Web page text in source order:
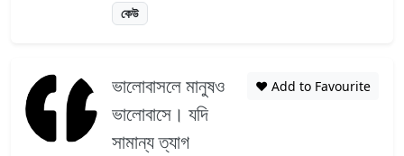
কেউ
ভালোবাসলে মানুষও
ভালোবাসে। যদি
সামান্য ত্যাগ
❤️ Add to Favourite